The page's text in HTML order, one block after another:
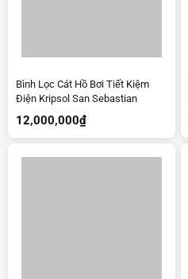
Bình Lọc Cát Hồ Bơi Tiết Kiệm
Điện Kripsol San Sebastian
12,000,000₫